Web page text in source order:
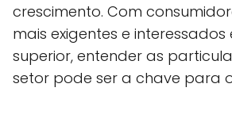
crescimento. Com
mais exigentes e
superior, entender as
setor pode ser a chave para